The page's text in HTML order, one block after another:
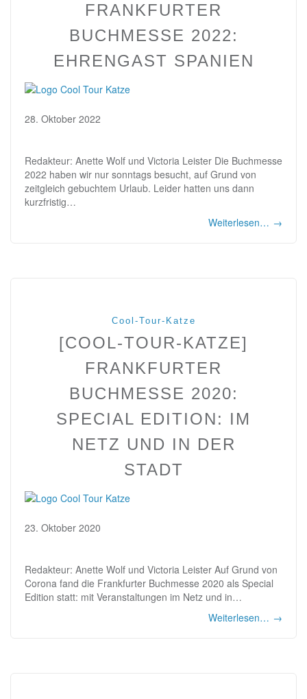
FRANKFURTER
BUCHMESSE 2022:
EHRENGAST SPANIEN
28. Oktober 2022
Redakteur: Anette Wolf und Victoria Leister Die Buchmesse
2022 haben wir nur sonntags besucht, auf Grund von
zeitgleich gebuchtem Urlaub. Leider hatten uns dann
kurzfristig…
Weiterlesen… →
Cool-Tour-Katze
[COOL-TOUR-KATZE]
FRANKFURTER
BUCHMESSE 2020:
SPECIAL EDITION: IM
NETZ UND IN DER
STADT
23. Oktober 2020
Redakteur: Anette Wolf und Victoria Leister Auf Grund von
Corona fand die Frankfurter Buchmesse 2020 als Special
Edition statt: mit Veranstaltungen im Netz und in…
Weiterlesen… →